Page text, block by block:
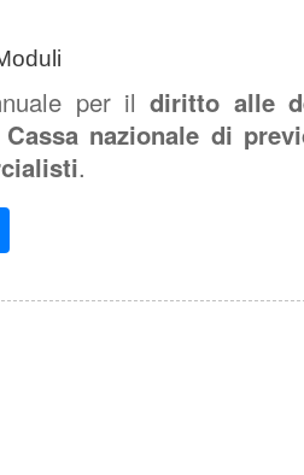
per ildiritto alle
nazionale di
.